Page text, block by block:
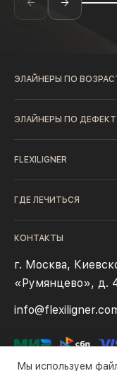
ЭЛАЙНЕРЫ ПО
ЭЛАЙНЕРЫ ПО
FLEXILIGNER
ГДЕ ЛЕЧИТЬСЯ
КОНТАКТЫ
г. Москва,
«Румянцево», д.
Мы используем